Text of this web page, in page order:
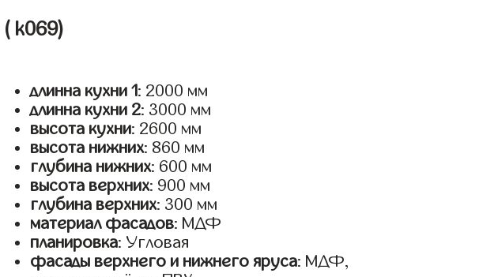
( k069)
длинна кухни 1: 2000 мм
длинна кухни 2: 3000 мм
высота кухни: 2600 мм
высота нижних: 860 мм
глубина нижних: 600 мм
высота верхних: 900 мм
глубина верхних: 300 мм
материал фасадов: МДФ
планировка: Угловая
фасады верхнего и нижнего яруса: МДФ,